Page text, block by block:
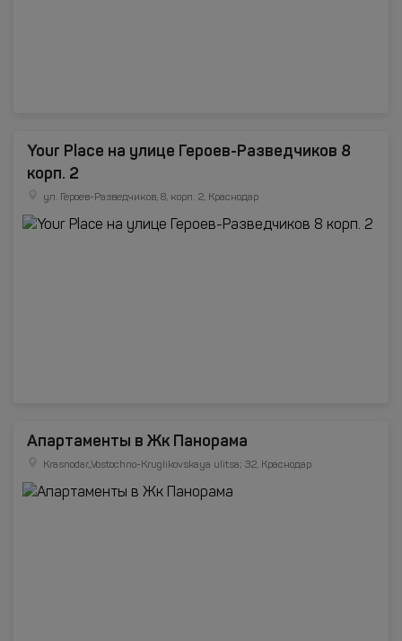
Your Place на улице Героев-Разведчиков 8
корп. 2
ул. Героев-Разведчиков, 8, корп. 2, Краснодар
Апартаменты в Жк Панорама
Krasnodar,,Vostochno-Kruglikovskaya ulitsa; 32, Краснодар